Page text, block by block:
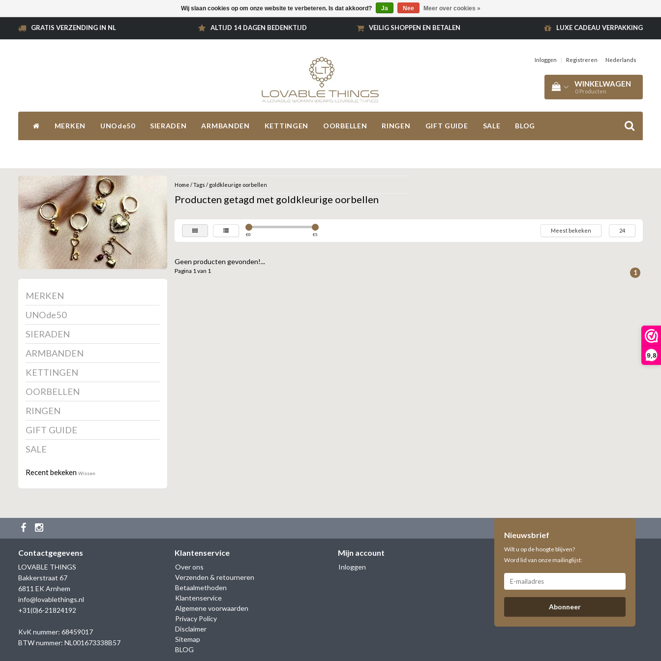
9,8
GRATIS VERZENDING IN NL ALTIJD 14 DAGEN BEDENKTIJD VEILIG SHOPPEN EN BETALEN LUXE CADEAU VERPAKKING
Inloggen | Registreren Nederlands
WINKELWAGEN
0 Producten
MERKEN UNOde50 SIERADEN ARMBANDEN KETTINGEN OORBELLEN RINGEN GIFT GUIDE SALE BLOG
MERKEN
UNOde50
SIERADEN
ARMBANDEN
KETTINGEN
OORBELLEN
RINGEN
GIFT GUIDE
SALE
Recent bekeken Wissen
Home /Tags / goldkleurige oorbellen
Producten getagd met goldkleurige oorbellen
€0 €5
Meest bekeken 24
Geen producten gevonden!...
Pagina 1 van 1 1
Contactgegevens
LOVABLE THINGS
Bakkerstraat 67
6811 EK Arnhem
info@lovablethings.nl
+31(0)6-21824192
KvK nummer: 68459017
BTW nummer: NL001673338B57
Klantenservice
Over ons
Verzenden & retourneren
Betaalmethoden
Klantenservice
Algemene voorwaarden
Privacy Policy
Disclaimer
Sitemap
BLOG
Mijn account
Inloggen
Nieuwsbrief
Wilt u op de hoogte blijven?
Word lid van onze mailinglijst:
Abonneer
Wij slaan cookies op om onze website te verbeteren. Is dat akkoord? Ja Nee Meer over cookies »